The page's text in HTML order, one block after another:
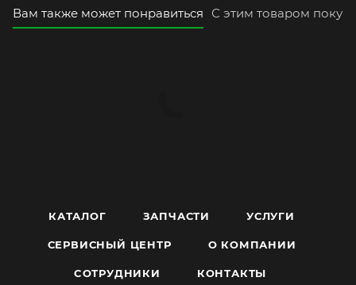
Вам также может понравиться С этим товаром
КАТАЛОГ ЗАПЧАСТИ УСЛУГИ
СЕРВИСНЫЙ ЦЕНТР О КОМПАНИИ
CОТРУДНИКИ КОНТАКТЫ